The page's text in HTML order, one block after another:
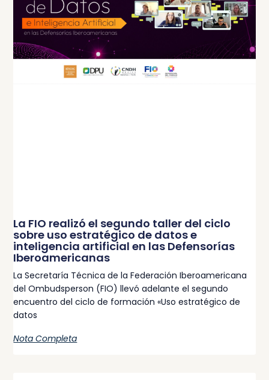
La FIO realizó el segundo taller del ciclo
sobre uso estratégico de datos e
inteligencia artificial en las Defensorías
Iberoamericanas
La Secretaría Técnica de la Federación Iberoamericana
del Ombudsperson (FIO) llevó adelante el segundo
encuentro del ciclo de formación «Uso estratégico de
datos
Nota Completa